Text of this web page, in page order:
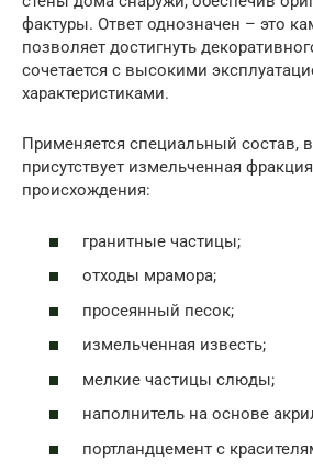
фактуры. Ответ однозначен – это
позволяет достигнуть
сочетается с высокими
характеристиками.
Применяется специальный состав,
присутствует измельченная
происхождения:
гранитные частицы;
отходы мрамора;
просеянный песок;
измельченная известь;
мелкие частицы слюды;
наполнитель на основе
портландцемент с